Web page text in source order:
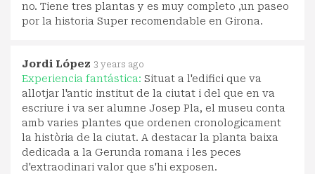
no. Tiene tres plantas y es muy completo ,un paseo
por la historia Super recomendable en Girona.
Jordi López 3 years ago
Experiencia fantástica: Situat a l'edifici que va
allotjar l'antic institut de la ciutat i del que en va
escriure i va ser alumne Josep Pla, el museu conta
amb varies plantes que ordenen cronologicament
la història de la ciutat. A destacar la planta baixa
dedicada a la Gerunda romana i les peces
d'extraodinari valor que s'hi exposen.